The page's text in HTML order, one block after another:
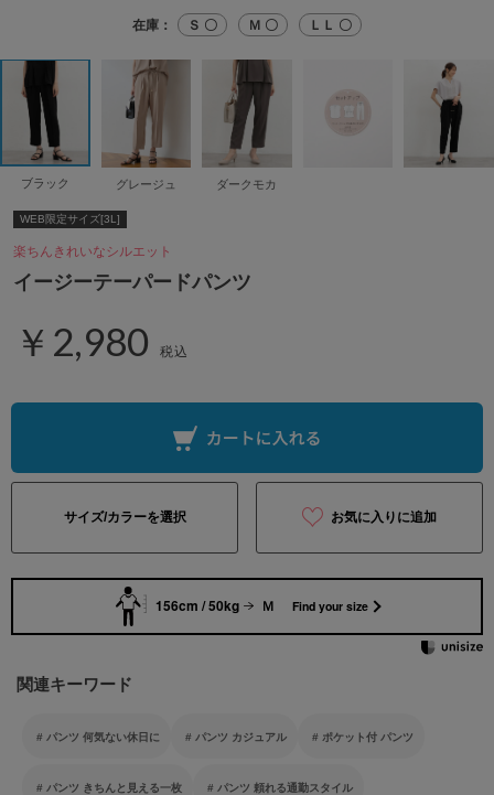
在庫： Ｓ 〇 Ｍ 〇 ＬＬ 〇
ブラック グレージュ ダークモカ
WEB限定サイズ[3L]
楽ちんきれいなシルエット
イージーテーパードパンツ
￥2,980 税込
サイズ/カラーを選択 お気に入りに追加
156cm / 50kg Ｍ Find your size
関連キーワード
パンツ 何気ない休日に パンツ カジュアル ポケット付 パンツ
パンツ きちんと見える一枚 パンツ 頼れる通勤スタイル